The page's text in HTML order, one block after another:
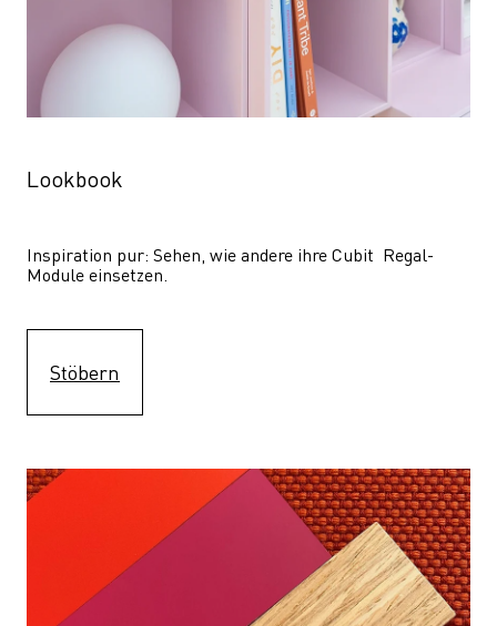
Lookbook
Inspiration pur: Sehen, wie andere ihre Cubit  Regal-
Module einsetzen.
Stöbern